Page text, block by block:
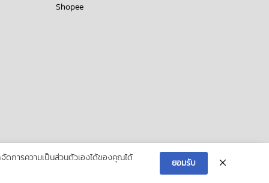
Shopee
สินค้า ติดต่อเรา
จัดการความเป็นส่วนตัวเองได้ของคุณได้
ยอมรับ